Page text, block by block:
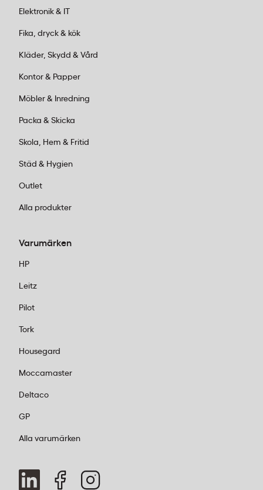
Elektronik & IT
Fika, dryck & kök
Kläder, Skydd & Vård
Kontor & Papper
Möbler & Inredning
Packa & Skicka
Skola, Hem & Fritid
Städ & Hygien
Outlet
Alla produkter
Varumärken
HP
Leitz
Pilot
Tork
Housegard
Moccamaster
Deltaco
GP
Alla varumärken